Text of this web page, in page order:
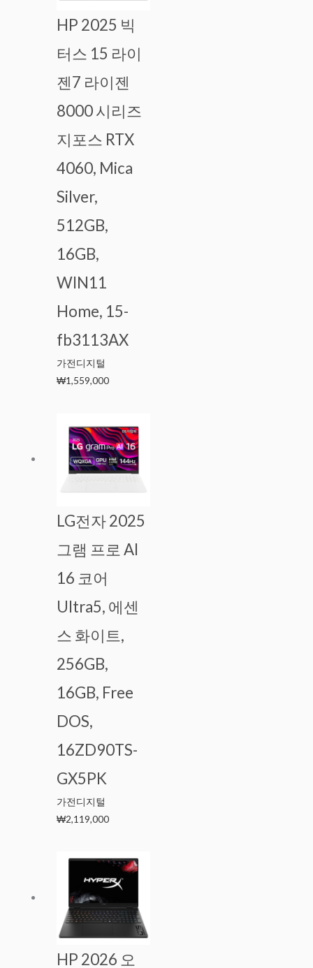
HP 2025 빅
터스 15 라이
젠7 라이젠
8000 시리즈
지포스 RTX
4060, Mica
Silver,
512GB,
16GB,
WIN11
Home, 15-
fb3113AX
가전디지털
₩1,559,000
LG전자 2025
그램 프로 AI
16 코어
Ultra5, 에센
스 화이트,
256GB,
16GB, Free
DOS,
16ZD90TS-
GX5PK
가전디지털
₩2,119,000
HP 2026 오